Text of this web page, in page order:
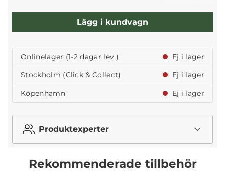
Lägg i kundvagn
Onlinelager (1-2 dagar lev.)
Ej i lager
Stockholm (Click & Collect)
Ej i lager
Köpenhamn
Ej i lager
Produktexperter
Rekommenderade tillbehör